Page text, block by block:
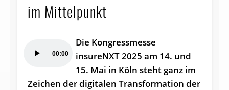
im Mittelpunkt
Player 00:00
Die Kongressmesse
insureNXT 2025 am 14. und
15. Mai in Köln steht ganz im
Zeichen der digitalen Transformation der